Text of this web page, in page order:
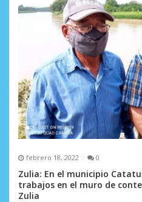
febrero 18, 2022 0
Zulia: En el municipio
trabajos en el muro de
Zulia